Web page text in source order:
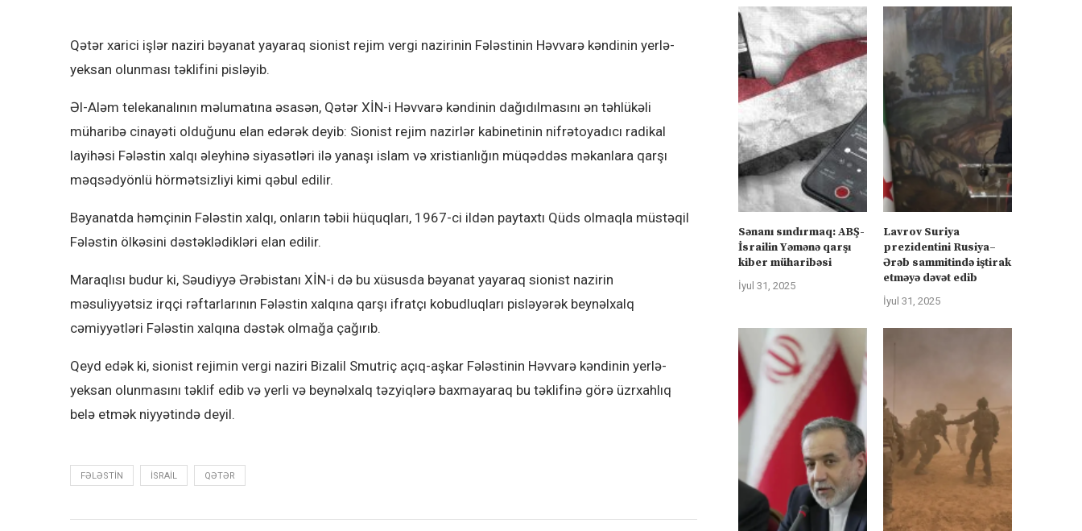
Qətər xarici işlər naziri bəyanat yayaraq sionist rejim vergi nazirinin Fələstinin Həvvarə kəndinin yerlə-
yeksan olunması təklifini pisləyib.
Əl-Aləm telekanalının məlumatına əsasən, Qətər XİN-i Həvvarə kəndinin dağıdılmasını ən təhlükəli
müharibə cinayəti olduğunu elan edərək deyib: Sionist rejim nazirlər kabinetinin nifrətoyadıcı radikal
layihəsi Fələstin xalqı əleyhinə siyasətləri ilə yanaşı islam və xristianlığın müqəddəs məkanlara qarşı
məqsədyönlü hörmətsizliyi kimi qəbul edilir.
Bəyanatda həmçinin Fələstin xalqı, onların təbii hüquqları, 1967-ci ildən paytaxtı Qüds olmaqla müstəqil
Fələstin ölkəsini dəstəklədikləri elan edilir.
Maraqlısı budur ki, Səudiyyə Ərəbistanı XİN-i də bu xüsusda bəyanat yayaraq sionist nazirin
məsuliyyətsiz irqçi rəftarlarının Fələstin xalqına qarşı ifratçı kobudluqları pisləyərək beynəlxalq
cəmiyyətləri Fələstin xalqına dəstək olmağa çağırıb.
Qeyd edək ki, sionist rejimin vergi naziri Bizalil Smutriç açıq-aşkar Fələstinin Həvvarə kəndinin yerlə-
yeksan olunmasını təklif edib və yerli və beynəlxalq təzyiqlərə baxmayaraq bu təklifinə görə üzrxahlıq
belə etmək niyyətində deyil.
FƏLƏSTIN ISRAIL QƏTƏR
Sənanı sındırmaq: ABŞ-
İsrailin Yəmənə qarşı
kiber müharibəsi
İyul 31, 2025
Lavrov Suriya
prezidentini Rusiya–
Ərəb sammitində iştirak
etməyə dəvət edib
İyul 31, 2025